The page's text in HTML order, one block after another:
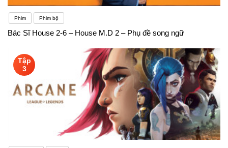
Phim Phim bộ
Bác Sĩ House 2-6 – House M.D 2 – Phụ đề song ngữ
Tập
3